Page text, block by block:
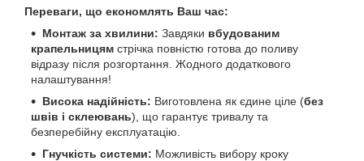
Переваги, що економлять Ваш час:
Монтаж за хвилини: Завдяки вбудованим
крапельницям стрічка повністю готова до поливу
відразу після розгортання. Жодного додаткового
налаштування!
Висока надійність: Виготовлена як єдине ціле (без
швів і склеювань), що гарантує тривалу та
безперебійну експлуатацію.
Гнучкість системи: Можливість вибору кроку